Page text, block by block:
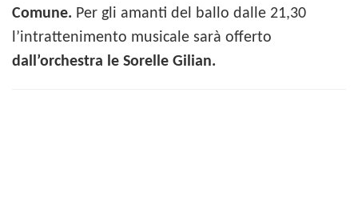
Comune. Per gli amanti del ballo dalle 21,30
l’intrattenimento musicale sarà offerto
dall’orchestra le Sorelle Gilian.